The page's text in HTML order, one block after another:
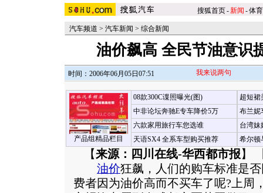
搜狐首页-新闻 -体育
汽车频道 > 汽车新闻 > 综合新闻
油价飙高 全民节油意识
时间：2006年06月05日07:51 我来说两句
产品组精品栏目
08款300C谍照曝光(图)
中非论坛奔驰E专车降价5万
六款家用旅行车您选谁
天语SX4 全系车型购买推荐
超短裙
布兰妮
台湾妹
希尔顿
【来源：四川在线-华西都市报 】
油价狂飙，人们的购车标准是
费者因为油价高而不买车了呢?上周